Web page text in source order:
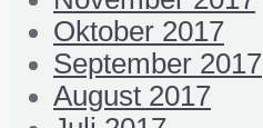
Oktober 2017
September 2017
August 2017